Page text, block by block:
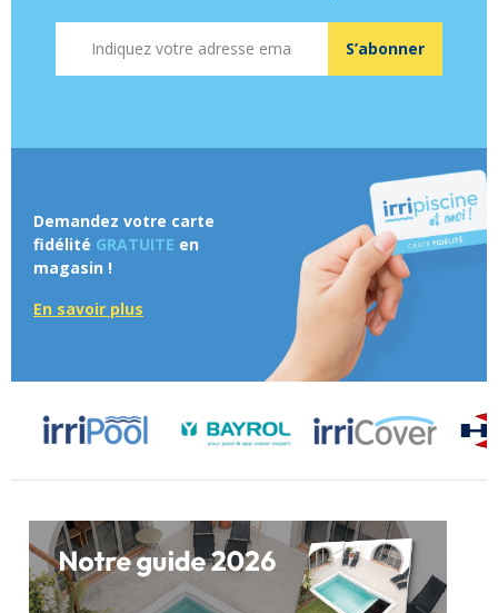
S’abonner
Demandez votre carte
fidélité GRATUITE en
magasin !
En savoir plus